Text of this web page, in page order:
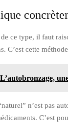
ce type, il faut
C’est cette
L’autobronzage,
n’est pas
C’est